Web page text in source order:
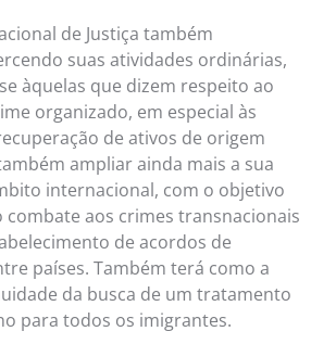
de Justiça também
suas atividades ordinárias,
àquelas que dizem respeito ao
organizado, em especial às
de ativos de origem
ampliar ainda mais a sua
internacional, com o objetivo
combate aos crimes transnacionais
de acordos de
países. Também terá como a
da busca de um tratamento
para todos os imigrantes.